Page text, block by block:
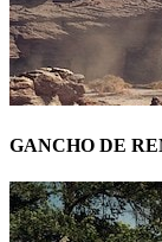
GANCHO DE